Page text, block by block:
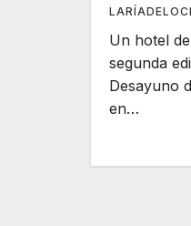
Un hotel
segunda
Desayuno
en…